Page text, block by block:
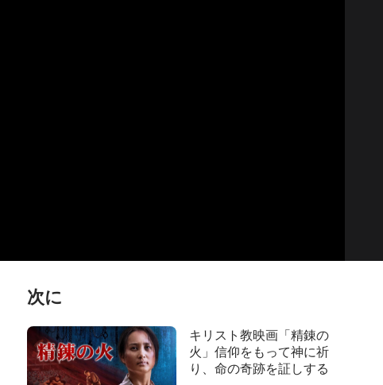
次に
キリスト教映画「精錬の
火」信仰をもって神に祈
り、命の奇跡を証しする